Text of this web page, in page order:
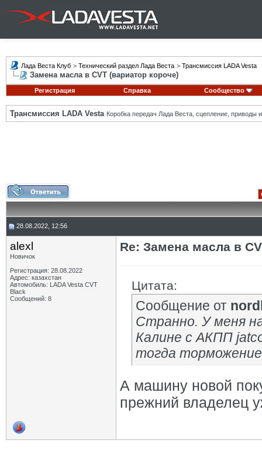
Лада Веста Клуб > Технический раздел Лада Веста > Трансмиссия LADA Vesta
Замена масла в CVT (вариатор короче)
Регистрация Справка Сообщество
Трансмиссия LADA Vesta Коробка передач Лада Веста, сцепление, приводы и
28.08.2022, 12:56
alexl
Новичок
Регистрация: 28.08.2022
Адрес: казахстан
Автомобиль: LADA Vesta CVT
Black
Сообщений: 8
Re: Замена масла в
Цитата:
Сообщение от
Странно. У меня
Калине с АКПП
тогда
А машину новой
прежний владелец